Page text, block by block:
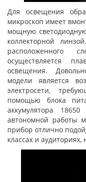
Для освещения
микроскоп имеет
мощную
коллекторной
расположенного
осуществляется
освещения.
модели является
электросети,
помощью блока
аккумулятора
автономной работы
прибор отлично
классах и